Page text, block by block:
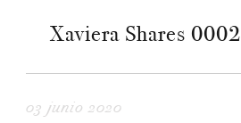
Xaviera Shares 0002
03 junio 2020